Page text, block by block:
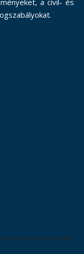
a civil- és